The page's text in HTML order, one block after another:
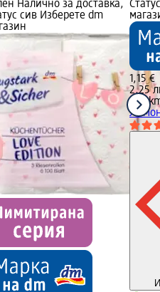
Налично за доставка,
сив Изберете dm
1,15 €
2,25